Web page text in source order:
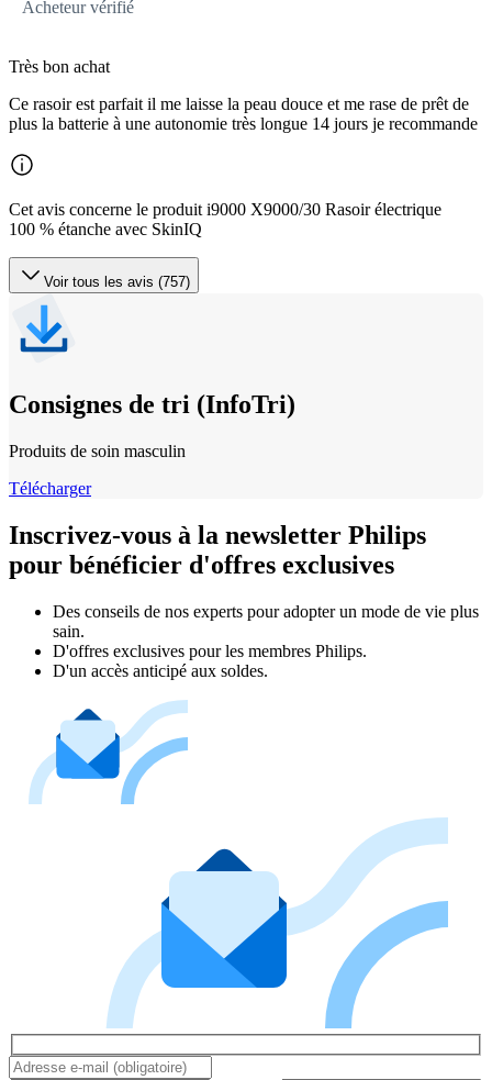
Acheteur vérifié
Très bon achat
Ce rasoir est parfait il me laisse la peau douce et me rase de prêt de
plus la batterie à une autonomie très longue 14 jours je recommande
Cet avis concerne le produit i9000 X9000/30 Rasoir électrique
100 % étanche avec SkinIQ
Voir tous les avis (757)
Consignes de tri (InfoTri)
Produits de soin masculin
Télécharger
Inscrivez-vous à la newsletter Philips
pour bénéficier d'offres exclusives
Des conseils de nos experts pour adopter un mode de vie plus
sain.
D'offres exclusives pour les membres Philips.
D'un accès anticipé aux soldes.